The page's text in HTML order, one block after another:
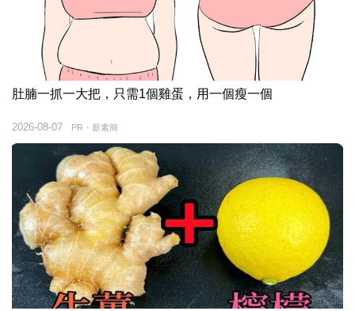
肚腩一抓一大把，只需1個雞蛋，用一個瘦一個
PR・新素簡
2026-08-07